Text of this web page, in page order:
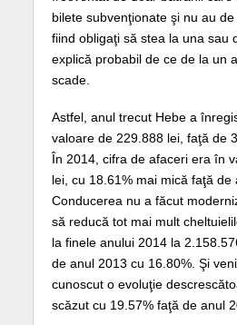
bilete subvenţionate şi nu au
fiind obligaţi să stea la una sau
explică probabil de ce de la un
scade.
Astfel, anul trecut Hebe a
valoare de 229.888 lei, faţă de
În 2014, cifra de afaceri era în
lei, cu 18.61% mai mică faţă de
Conducerea nu a făcut
să reducă tot mai mult
la finele anului 2014 la
de anul 2013 cu 16.80%. Şi
cunoscut o evoluţie
scăzut cu 19.57% faţă de anul